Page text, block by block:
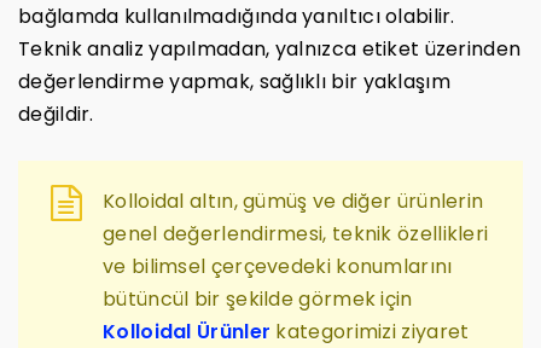
bağlamda kullanılmadığında yanıltıcı olabilir.
Teknik analiz yapılmadan, yalnızca etiket üzerinden
değerlendirme yapmak, sağlıklı bir yaklaşım
değildir.
Kolloidal altın, gümüş ve diğer ürünlerin
genel değerlendirmesi, teknik özellikleri
ve bilimsel çerçevedeki konumlarını
bütüncül bir şekilde görmek için
Kolloidal Ürünler kategorimizi ziyaret